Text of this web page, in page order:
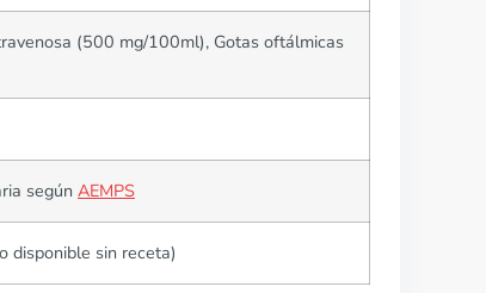
(500 mg/100ml), Gotas oftálmicas
según AEMPS
disponible sin receta)